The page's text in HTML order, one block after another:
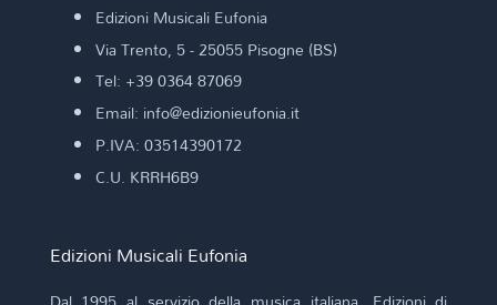
Edizioni Musicali Eufonia
Via Trento, 5 - 25055 Pisogne (BS)
Tel: +39 0364 87069
Email: info@edizionieufonia.it
P.IVA: 03514390172
C.U. KRRH6B9
Edizioni Musicali Eufonia